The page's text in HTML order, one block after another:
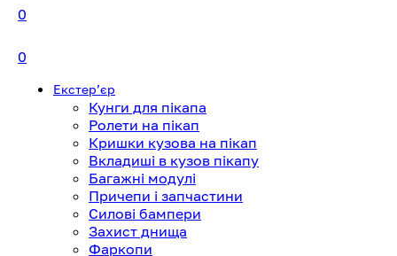
0
0
Екстерʼєр
Кунги для пікапа
Ролети на пікап
Кришки кузова на пікап
Вкладиші в кузов пікапу
Багажні модулі
Причепи і запчастини
Силові бампери
Захист днища
Фаркопи